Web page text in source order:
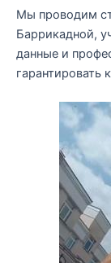
Мы проводим
Баррикадной,
данные и
гарантировать